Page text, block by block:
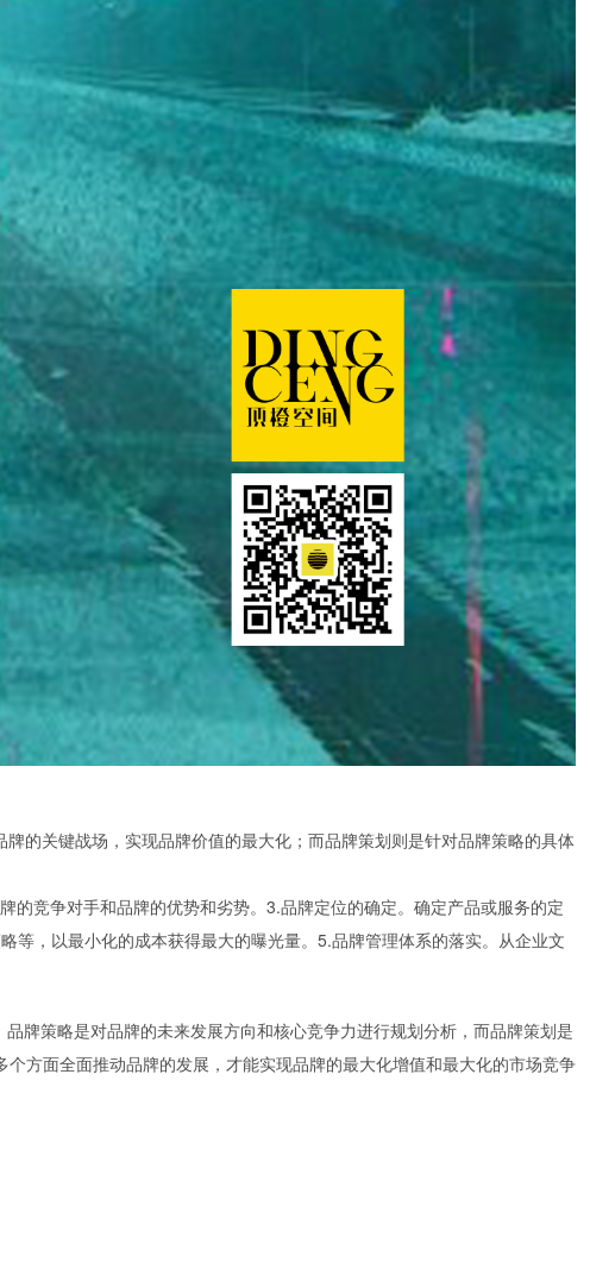
的关键战场，实现品牌价值的最大化；而品牌策划则是针对品牌策略的具体
竞争对手和品牌的优势和劣势。3.品牌定位的确定。确定产品或服务的定
等，以最小化的成本获得最大的曝光量。5.品牌管理体系的落实。从企业文
品牌策略是对品牌的未来发展方向和核心竞争力进行规划分析，而品牌策划是
方面全面推动品牌的发展，才能实现品牌的最大化增值和最大化的市场竞争